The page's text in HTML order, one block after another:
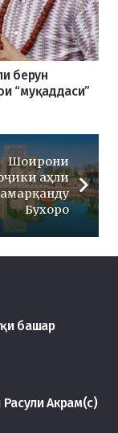
берун
“муқаддаси”
Шоирони
аҳли
Бухоро
башар
Акрам(с)